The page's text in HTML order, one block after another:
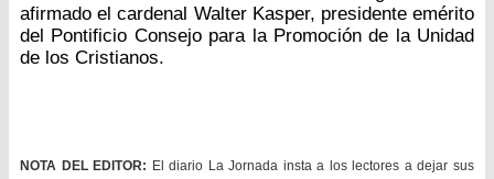
afirmado el cardenal Walter Kasper, presidente emérito
del Pontificio Consejo para la Promoción de la Unidad
de los Cristianos.
NOTA DEL EDITOR: El diario La Jornada insta a los lectores a dejar sus